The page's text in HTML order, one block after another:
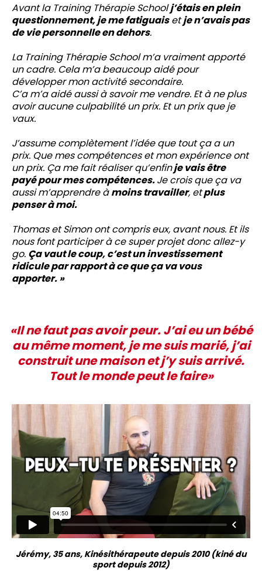
Avant la Training Thérapie Schoolj’étais en plein
questionnement, je me fatiguaisetje n’avais pas
de vie personnelle en dehors.
La Training Thérapie School m’a vraiment apporté
un cadre. Cela m’a beaucoup aidé pour
développer mon activité secondaire.
C’a m’a aidé aussi à savoir me vendre. Et à ne plus
avoir aucune culpabilité un prix. Et un prix que je
vaux.
J’assume complètement l’idée que tout ça a un
prix. Que mes compétences et mon expérience ont
un prix. Ça me fait réaliser qu’enfinje vais être
payé pour mes compétences.Je crois que ça va
aussi m’apprendre àmoins travailler, etplus
penser à moi.
Thomas et Simon ont compris eux, avant nous. Et ils
nous font participer à ce super projet donc allez-y
go. Ça vaut le coup, c’est un investissement
ridicule par rapport à ce que ça va vous
apporter. »
«Il ne faut pas avoir peur. J’ai eu un bébé
au même moment, je me suis marié, j’ai
construit une maison et j’y suis arrivé.
Tout le monde peut le faire»
Jérémy, 35 ans, Kinésithérapeute depuis 2010 (kiné du
sport depuis 2012)